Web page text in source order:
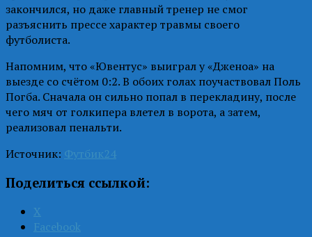
закончился, но даже главный тренер не смог
разъяснить прессе характер травмы своего
футболиста.
Напомним, что «Ювентус» выиграл у «Дженоа» на
выезде со счётом 0:2. В обоих голах поучаствовал Поль
Погба. Сначала он сильно попал в перекладину, после
чего мяч от голкипера влетел в ворота, а затем,
реализовал пенальти.
Источник: Футбик24
Поделиться ссылкой:
X
Facebook